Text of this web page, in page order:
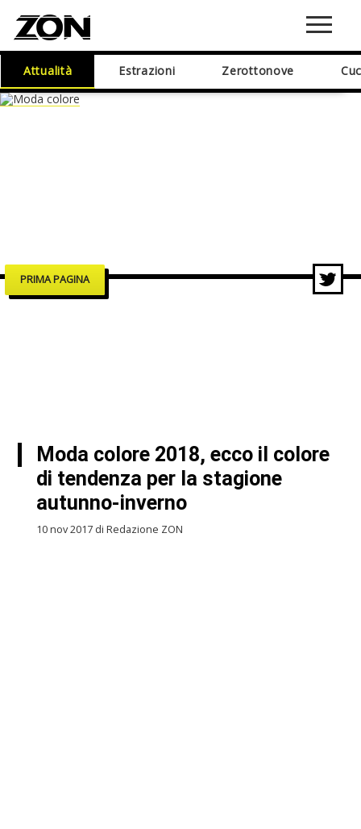
Attualità Estrazioni Zerottonove
PRIMA PAGINA
Moda colore 2018, ecco il colore
di tendenza per la stagione
autunno-inverno
10 nov 2017 di Redazione ZON